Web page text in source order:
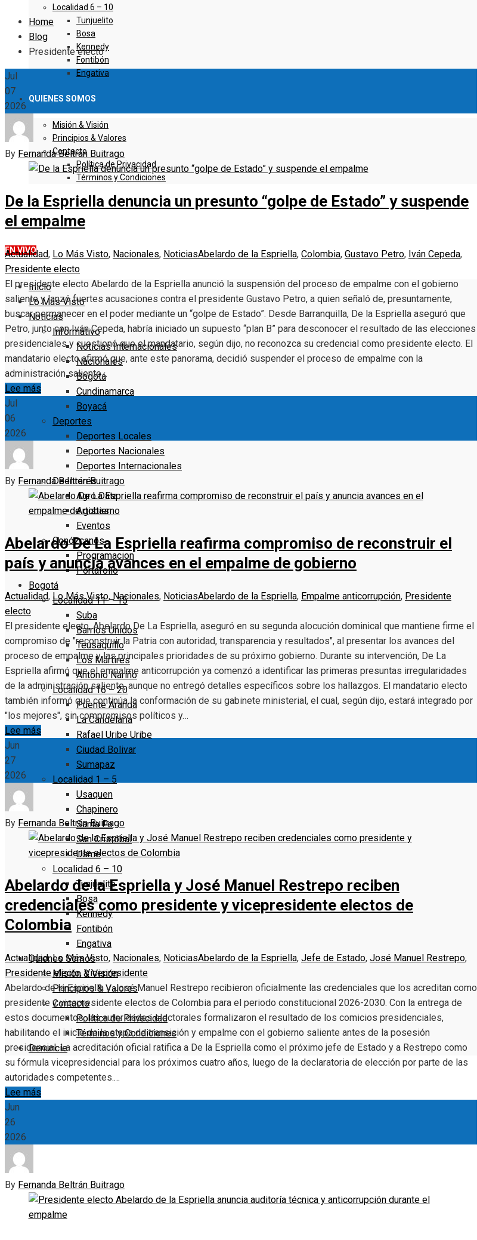
Localidad 6 – 10
Tunjuelito
Bosa
Kennedy
Fontibón
Engativa
QUIENES SOMOS
Misión & Visión
Principios & Valores
Contacto
Política de Privacidad
Términos y Condiciones
DENUNCIE
EN VIVO
Inicio
Lo Más Visto
Noticias
Informativo
Noticias Internacionales
Nacionales
Bogotá
Cundinamarca
Boyacá
Deportes
Deportes Locales
Deportes Nacionales
Deportes Internacionales
De Interés
Agro Data
Artistas
Eventos
Conózcanos
Programacion
Portafolio
Bogotá
Localidad 11 – 15
Suba
Barrios Unidos
Teusaquillo
Los Mártires
Antonio Nariño
Localidad 16 – 20
Puente Aranda
La Candelaria
Rafael Uribe Uribe
Ciudad Bolivar
Sumapaz
Localidad 1 – 5
Usaquen
Chapinero
Santa Fe
San Cristóbal
Usme
Localidad 6 – 10
Tunjuelito
Bosa
Kennedy
Fontibón
Engativa
Quienes Somos
Misión & Visión
Principios & Valores
Contacto
Política de Privacidad
Términos y Condiciones
Denuncie
Home
Blog
Presidente electo
Jul
07
2026
By Fernanda Beltrán Buitrago
De la Espriella denuncia un presunto “golpe de Estado” y suspende
el empalme
Actualidad, Lo Más Visto, Nacionales, NoticiasAbelardo de la Espriella, Colombia, Gustavo Petro, Iván Cepeda,
Presidente electo
El presidente electo Abelardo de la Espriella anunció la suspensión del proceso de empalme con el gobierno
saliente y lanzó fuertes acusaciones contra el presidente Gustavo Petro, a quien señaló de, presuntamente,
buscar permanecer en el poder mediante un “golpe de Estado”. Desde Barranquilla, De la Espriella aseguró que
Petro, junto con Iván Cepeda, habría iniciado un supuesto “plan B” para desconocer el resultado de las elecciones
presidenciales y cuestionó que el mandatario, según dijo, no reconozca su credencial como presidente electo. El
mandatario electo afirmó que, ante este panorama, decidió suspender el proceso de empalme con la
administración saliente…
Lee más
Jul
06
2026
By Fernanda Beltrán Buitrago
Abelardo De La Espriella reafirma compromiso de reconstruir el
país y anuncia avances en el empalme de gobierno
Actualidad, Lo Más Visto, Nacionales, NoticiasAbelardo de la Espriella, Empalme anticorrupción, Presidente
electo
El presidente electo, Abelardo De La Espriella, aseguró en su segunda alocución dominical que mantiene firme el
compromiso de "reconstruir la Patria con autoridad, transparencia y resultados", al presentar los avances del
proceso de empalme y las principales prioridades de su próximo gobierno. Durante su intervención, De La
Espriella afirmó que el empalme anticorrupción ya comenzó a identificar las primeras presuntas irregularidades
de la administración saliente, aunque no entregó detalles específicos sobre los hallazgos. El mandatario electo
también informó que continúa la conformación de su gabinete ministerial, el cual, según dijo, estará integrado por
"los mejores", sin compromisos políticos y…
Lee más
Jun
27
2026
By Fernanda Beltrán Buitrago
Abelardo de la Espriella y José Manuel Restrepo reciben
credenciales como presidente y vicepresidente electos de
Colombia
Actualidad,Lo Más Visto, Nacionales, NoticiasAbelardo de la Espriella, Jefe de Estado, José Manuel Restrepo,
Presidente electo,Vicepresidente
Abelardo de la Espriella y José Manuel Restrepo recibieron oficialmente las credenciales que los acreditan como
presidente y vicepresidente electos de Colombia para el periodo constitucional 2026-2030. Con la entrega de
estos documentos, las autoridades electorales formalizaron el resultado de los comicios presidenciales,
habilitando el inicio de la etapa de transición y empalme con el gobierno saliente antes de la posesión
presidencial. La acreditación oficial ratifica a De la Espriella como el próximo jefe de Estado y a Restrepo como
su fórmula vicepresidencial para los próximos cuatro años, luego de la declaratoria de elección por parte de las
autoridades competentes.…
Lee más
Jun
26
2026
By Fernanda Beltrán Buitrago